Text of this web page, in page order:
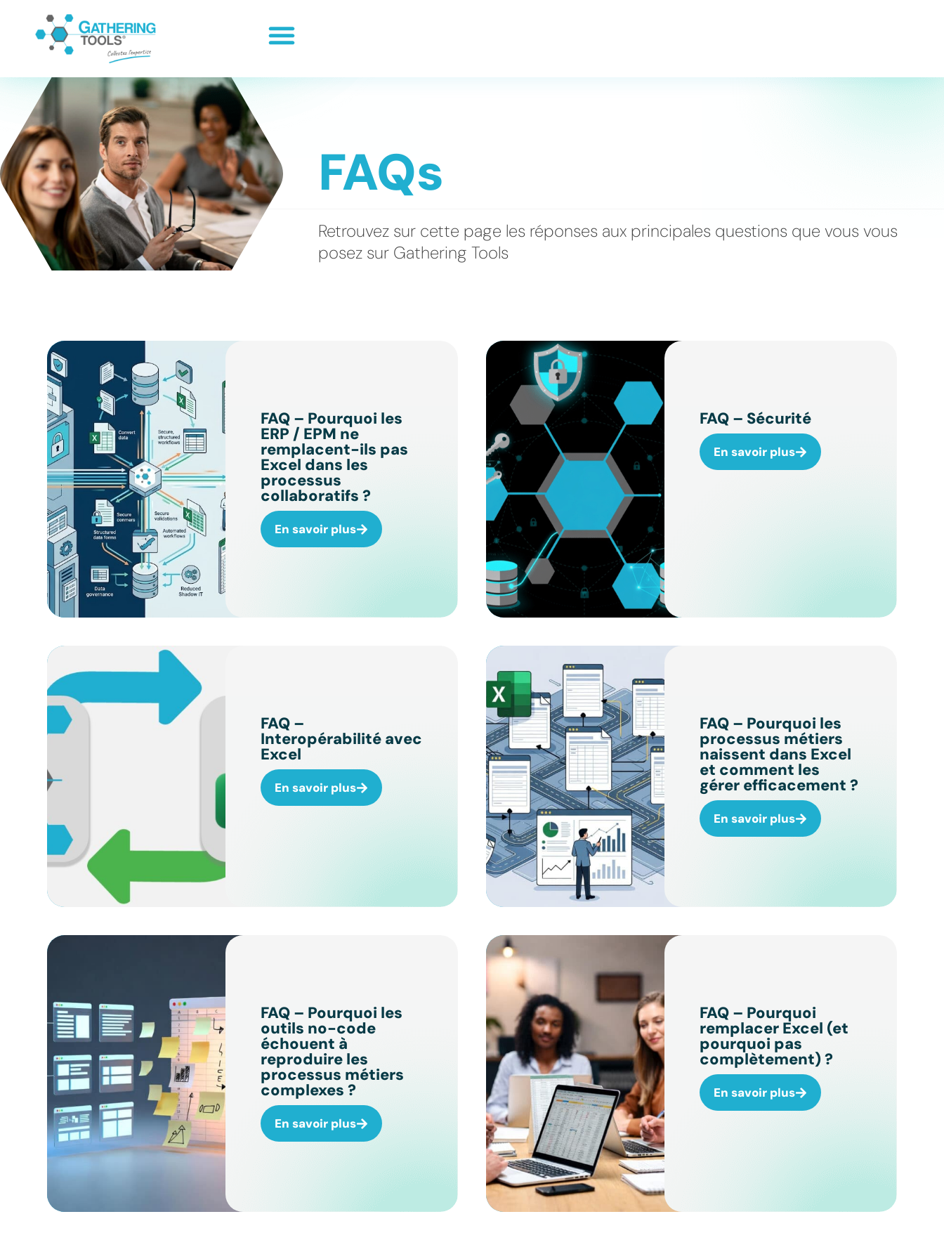
FAQs
Retrouvez sur cette page les réponses aux principales questions que vous vous
posez sur Gathering Tools
FAQ – Pourquoi les
ERP / EPM ne
remplacent-ils pas
Excel dans les
processus
collaboratifs ?
En savoir plus
FAQ – Sécurité
En savoir plus
FAQ –
Interopérabilité avec
Excel
En savoir plus
FAQ – Pourquoi les
processus métiers
naissent dans Excel
et comment les
gérer efficacement ?
En savoir plus
FAQ – Pourquoi les
outils no-code
échouent à
reproduire les
processus métiers
complexes ?
En savoir plus
FAQ – Pourquoi
remplacer Excel (et
pourquoi pas
complètement) ?
En savoir plus